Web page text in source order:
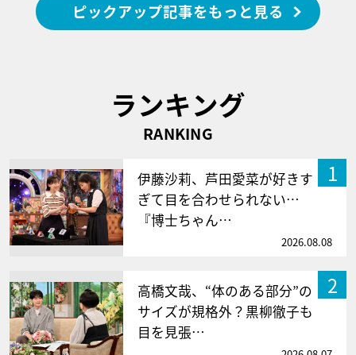
ピックアップ記事をもっと見る
ランキング
RANKING
1
伊藤沙莉、芦田愛菜が好きす
ぎて目を合わせられない…
『博士ちゃん…
2026.08.08
2
高橋文哉、“体のある部分”の
サイズが規格外？黒柳徹子も
目を見張…